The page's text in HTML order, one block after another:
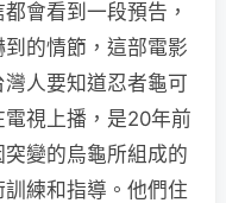
會看到一段預告，
的情節，這部電影
人要知道忍者龜可
視上播，是20年前
變的烏龜所組成的
練和指導。他們住